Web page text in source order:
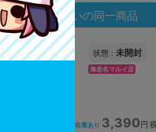
状態違いの同一商品
状態 : 未開封
海老名マルイ店
在庫あり 3,390 円